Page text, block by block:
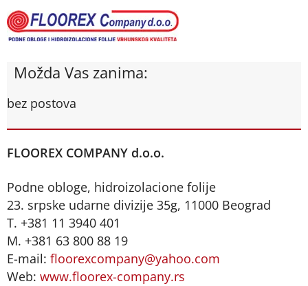
Možda Vas zanima:
bez postova
FLOOREX COMPANY d.o.o.
Podne obloge, hidroizolacione folije
23. srpske udarne divizije 35g, 11000 Beograd
T. +381 11 3940 401
M. +381 63 800 88 19
E-mail: floorexcompany@yahoo.com
Web: www.floorex-company.rs